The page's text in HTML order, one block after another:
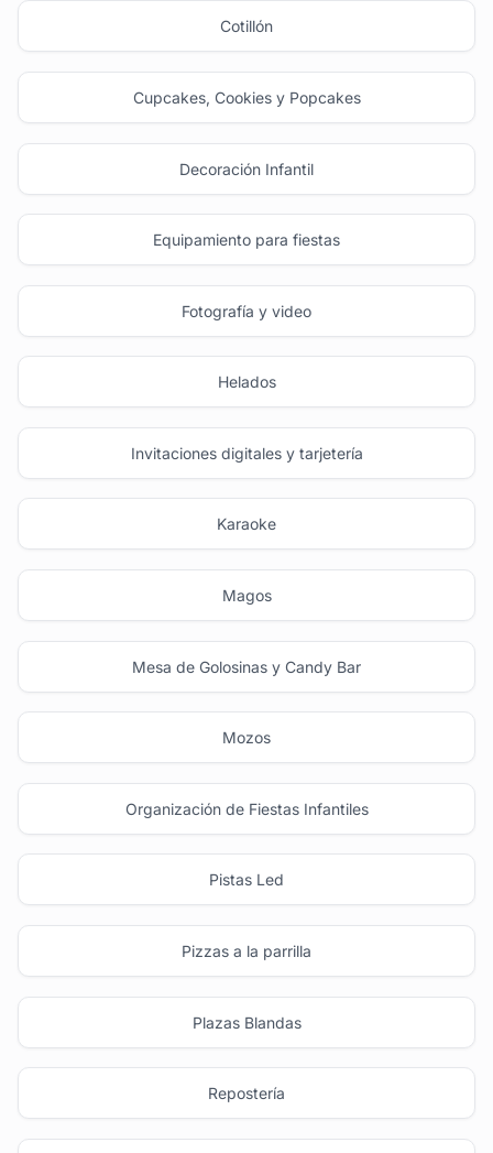
Cotillón
Cupcakes, Cookies y Popcakes
Decoración Infantil
Equipamiento para fiestas
Fotografía y video
Helados
Invitaciones digitales y tarjetería
Karaoke
Magos
Mesa de Golosinas y Candy Bar
Mozos
Organización de Fiestas Infantiles
Pistas Led
Pizzas a la parrilla
Plazas Blandas
Repostería